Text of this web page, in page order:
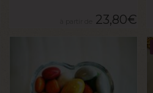
23,80€